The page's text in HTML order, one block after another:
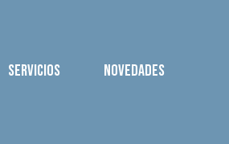
SERVICIOS NOVEDADES